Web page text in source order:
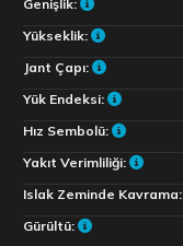
Genişlik:
Yükseklik:
Jant Çapı:
Yük Endeksi:
Hız Sembolü:
Yakıt Verimliliği:
Islak Zeminde Kavrama:
Gürültü: